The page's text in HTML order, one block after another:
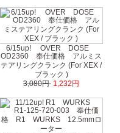
6/15up! OVER DOSE
OD2360 奉仕価格 アルミス
テアリングクランク (For XEX /
ブラック )
3,080円 1,232円